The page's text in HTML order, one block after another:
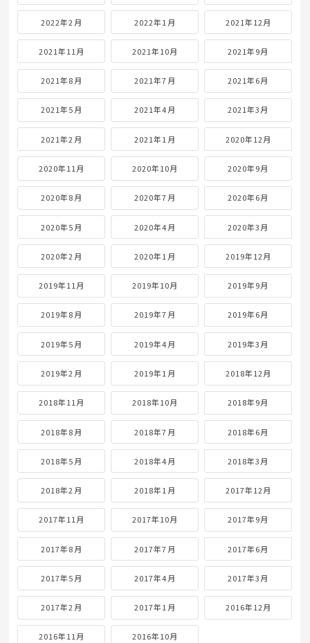
2022年2月 2022年1月 2021年12月
2021年11月 2021年10月 2021年9月
2021年8月 2021年7月 2021年6月
2021年5月 2021年4月 2021年3月
2021年2月 2021年1月 2020年12月
2020年11月 2020年10月 2020年9月
2020年8月 2020年7月 2020年6月
2020年5月 2020年4月 2020年3月
2020年2月 2020年1月 2019年12月
2019年11月 2019年10月 2019年9月
2019年8月 2019年7月 2019年6月
2019年5月 2019年4月 2019年3月
2019年2月 2019年1月 2018年12月
2018年11月 2018年10月 2018年9月
2018年8月 2018年7月 2018年6月
2018年5月 2018年4月 2018年3月
2018年2月 2018年1月 2017年12月
2017年11月 2017年10月 2017年9月
2017年8月 2017年7月 2017年6月
2017年5月 2017年4月 2017年3月
2017年2月 2017年1月 2016年12月
2016年11月 2016年10月